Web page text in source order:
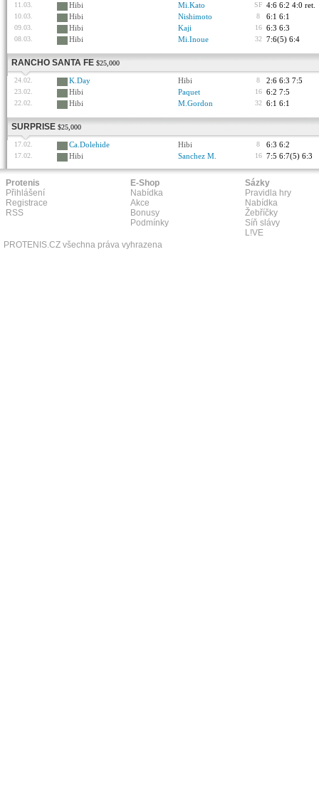
11.03. Hibi Mi.Kato SF 4:6 6:2 4:0 ret.
10.03. Hibi Nishimoto 8 6:1 6:1
09.03. Hibi Kaji 16 6:3 6:3
08.03. Hibi Mi.Inoue 32 7:6(5) 6:4
RANCHO SANTA FE $25,000
24.02. K.Day Hibi 8 2:6 6:3 7:5
23.02. Hibi Paquet 16 6:2 7:5
22.02. Hibi M.Gordon 32 6:1 6:1
SURPRISE $25,000
17.02. Ca.Dolehide Hibi 8 6:3 6:2
17.02. Hibi Sanchez M. 16 7:5 6:7(5) 6:3
Protenis
Přihlášení
Registrace
RSS
E-Shop
Nabídka
Akce
Bonusy
Podmínky
Sázky
Pravidla hry
Nabídka
Žebříčky
Síň slávy
L!VE
PROTENIS.CZ všechna práva vyhrazena